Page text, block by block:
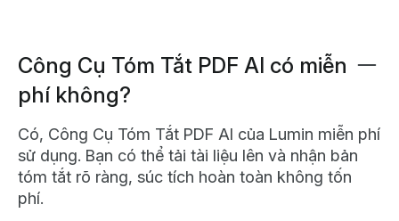
Công Cụ Tóm Tắt PDF AI có miễn
phí không?
Có, Công Cụ Tóm Tắt PDF AI của Lumin miễn phí
sử dụng. Bạn có thể tải tài liệu lên và nhận bản
tóm tắt rõ ràng, súc tích hoàn toàn không tốn
phí.